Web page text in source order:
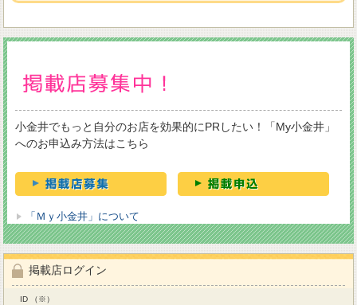
小金井でもっと自分のお店を効果的にPRしたい！「My小金井」
へのお申込み方法はこちら
「Ｍｙ小金井」について
掲載店ログイン
ID （※）